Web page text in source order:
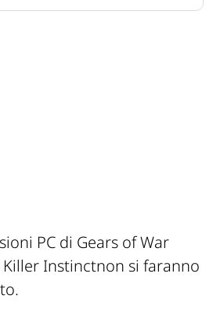
PC di Gears of War
Instinctnon si faranno